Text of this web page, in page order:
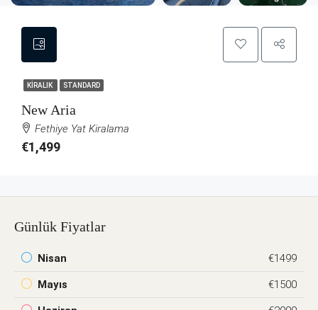
KIRALIK STANDARD
New Aria
Fethiye Yat Kiralama
€1,499
Günlük Fiyatlar
Nisan €1499
Mayıs €1500